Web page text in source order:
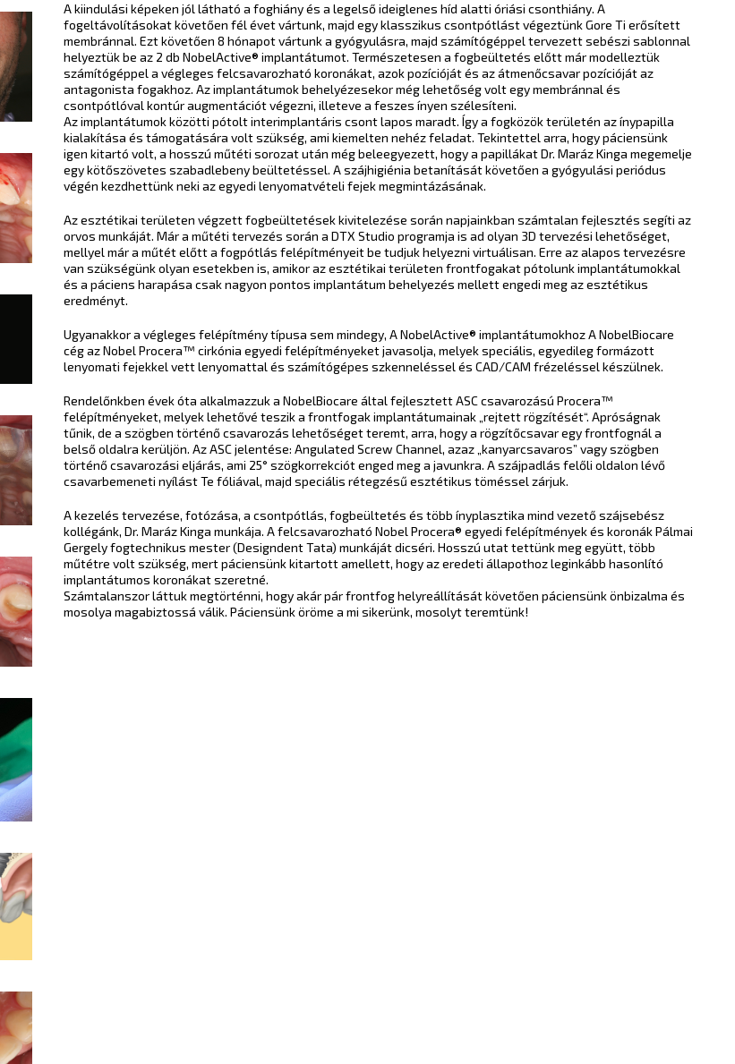
A kiindulási képeken jól látható a foghiány és a legelső ideiglenes híd alatti óriási csonthiány. A
fogeltávolításokat követően fél évet vártunk, majd egy klasszikus csontpótlást végeztünk Gore Ti erősített
membránnal. Ezt követően 8 hónapot vártunk a gyógyulásra, majd számítógéppel tervezett sebészi sablonnal
helyeztük be az 2 db NobelActive® implantátumot. Természetesen a fogbeültetés előtt már modelleztük
számítógéppel a végleges felcsavarozható koronákat, azok pozícióját és az átmenőcsavar pozícióját az
antagonista fogakhoz. Az implantátumok behelyézesekor még lehetőség volt egy membránnal és
csontpótlóval kontúr augmentációt végezni, illeteve a feszes ínyen szélesíteni.
Az implantátumok közötti pótolt interimplantáris csont lapos maradt. Így a fogközök területén az ínypapilla
kialakítása és támogatására volt szükség, ami kiemelten nehéz feladat. Tekintettel arra, hogy páciensünk
igen kitartó volt, a hosszú műtéti sorozat után még beleegyezett, hogy a papillákat Dr. Maráz Kinga megemelje
egy kötőszövetes szabadlebeny beültetéssel. A szájhigiénia betanítását követően a gyógyulási periódus
végén kezdhettünk neki az egyedi lenyomatvételi fejek megmintázásának.
Az esztétikai területen végzett fogbeültetések kivitelezése során napjainkban számtalan fejlesztés segíti az
orvos munkáját. Már a műtéti tervezés során a DTX Studio programja is ad olyan 3D tervezési lehetőséget,
mellyel már a műtét előtt a fogpótlás felépítményeit be tudjuk helyezni virtuálisan. Erre az alapos tervezésre
van szükségünk olyan esetekben is, amikor az esztétikai területen frontfogakat pótolunk implantátumokkal
és a páciens harapása csak nagyon pontos implantátum behelyezés mellett engedi meg az esztétikus
eredményt.
Ugyanakkor a végleges felépítmény típusa sem mindegy, A NobelActive® implantátumokhoz A NobelBiocare
cég az Nobel Procera™ cirkónia egyedi felépítményeket javasolja, melyek speciális, egyedileg formázott
lenyomati fejekkel vett lenyomattal és számítógépes szkenneléssel és CAD/CAM frézeléssel készülnek.
Rendelőnkben évek óta alkalmazzuk a NobelBiocare által fejlesztett ASC csavarozású Procera™
felépítményeket, melyek lehetővé teszik a frontfogak implantátumainak „rejtett rögzítését“. Apróságnak
tűnik, de a szögben történő csavarozás lehetőséget teremt, arra, hogy a rögzítőcsavar egy frontfognál a
belső oldalra kerüljön. Az ASC jelentése: Angulated Screw Channel, azaz „kanyarcsavaros” vagy szögben
történő csavarozási eljárás, ami 25° szögkorrekciót enged meg a javunkra. A szájpadlás felőli oldalon lévő
csavarbemeneti nyílást Te fóliával, majd speciális rétegzésű esztétikus töméssel zárjuk.
A kezelés tervezése, fotózása, a csontpótlás, fogbeültetés és több ínyplasztika mind vezető szájsebész
kollégánk, Dr. Maráz Kinga munkája. A felcsavarozható Nobel Procera® egyedi felépítmények és koronák Pálmai
Gergely fogtechnikus mester (Designdent Tata) munkáját dicséri. Hosszú utat tettünk meg együtt, több
műtétre volt szükség, mert páciensünk kitartott amellett, hogy az eredeti állapothoz leginkább hasonlító
implantátumos koronákat szeretné.
Számtalanszor láttuk megtörténni, hogy akár pár frontfog helyreállítását követően páciensünk önbizalma és
mosolya magabiztossá válik. Páciensünk öröme a mi sikerünk, mosolyt teremtünk!